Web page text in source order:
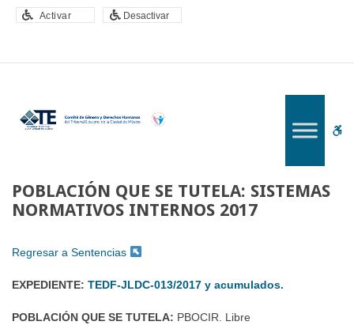
POBLACIÓN
SE
NORMATIVOS
Activar Desactivar
POBLACIÓN QUE SE TUTELA: SISTEMAS
NORMATIVOS INTERNOS 2017
Regresar a Sentencias
EXPEDIENTE: TEDF-JLDC-013/2017 y acumulados.
POBLACIÓN QUE SE TUTELA: PBOCIR. Libre